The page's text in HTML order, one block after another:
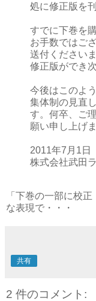
処に修正版を
すでに下巻を
お手数ではご
送付ください
修正版ができ
今後はこのよ
集体制の見直
す。何卒、ご
願い申し上げま
2011年7月1日
株式会社武田
「下巻の一部に校
な表現で・・・
共有
2 件のコメント: